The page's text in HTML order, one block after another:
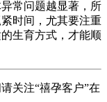
常问题越显著，所
时间，尤其要注重
生育方式，才能顺
关注“禧孕客户”在